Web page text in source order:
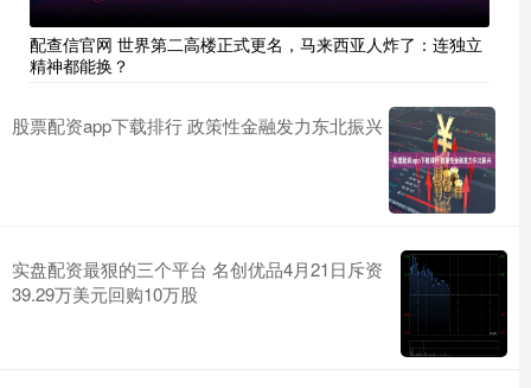
配查信官网 世界第二高楼正式更名，马来西亚人炸了：连独立
精神都能换？
股票配资app下载排行 政策性金融发力东北振兴
实盘配资最狠的三个平台 名创优品4月21日斥资
39.29万美元回购10万股